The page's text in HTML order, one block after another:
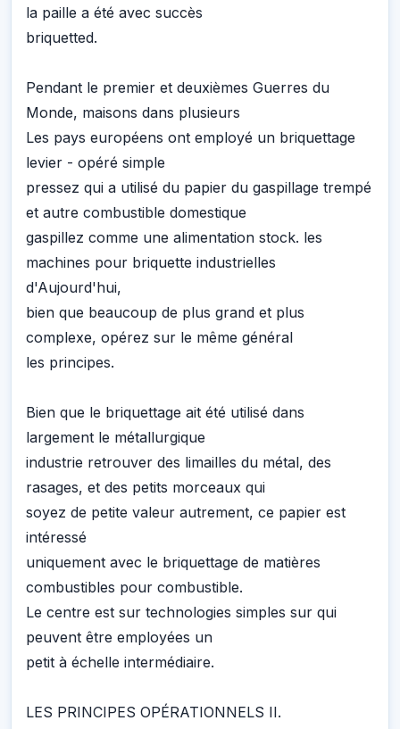
la paille a été avec succès
briquetted.
Pendant le premier et deuxièmes Guerres du
Monde, maisons dans plusieurs
Les pays européens ont employé un briquettage
levier - opéré simple
pressez qui a utilisé du papier du gaspillage trempé
et autre combustible domestique
gaspillez comme une alimentation stock. les
machines pour briquette industrielles
d'Aujourd'hui,
bien que beaucoup de plus grand et plus
complexe, opérez sur le même général
les principes.
Bien que le briquettage ait été utilisé dans
largement le métallurgique
industrie retrouver des limailles du métal, des
rasages, et des petits morceaux qui
soyez de petite valeur autrement, ce papier est
intéressé
uniquement avec le briquettage de matières
combustibles pour combustible.
Le centre est sur technologies simples sur qui
peuvent être employées un
petit à échelle intermédiaire.
LES PRINCIPES OPÉRATIONNELS II.